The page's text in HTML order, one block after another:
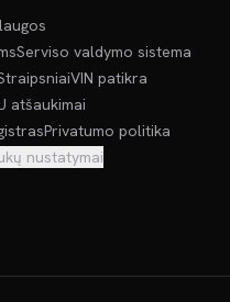
Serviso valdymo sistema
VIN patikra
atšaukimai
Privatumo politika
nustatymai